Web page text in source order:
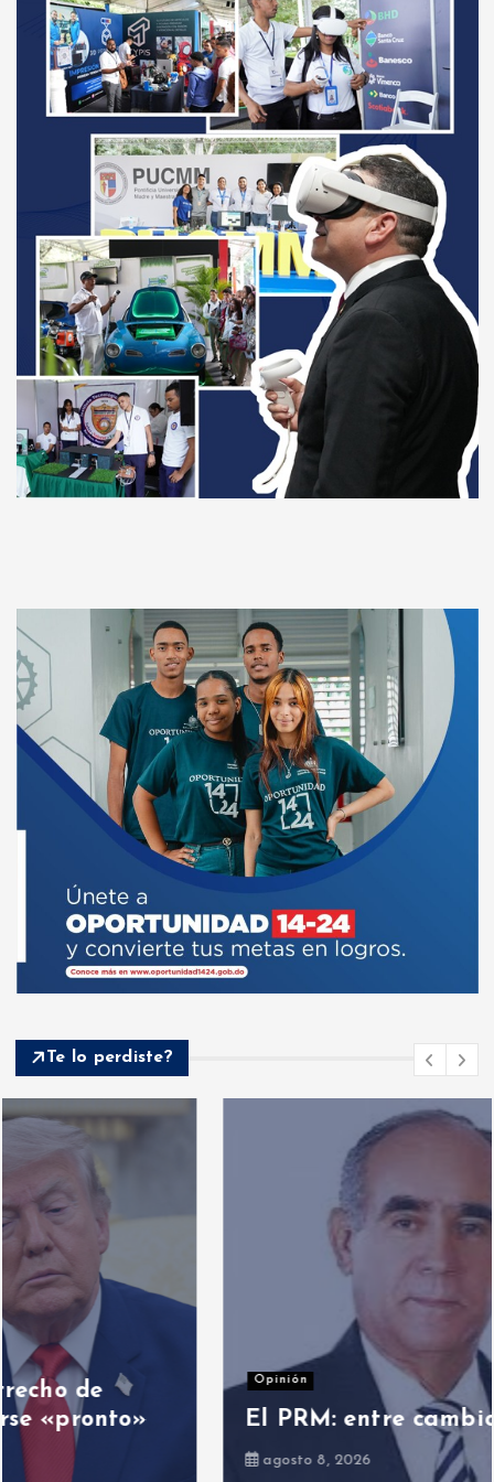
Te lo perdiste?
Opinión
El PRM: entre cambios y el cambio
agosto 8, 2026